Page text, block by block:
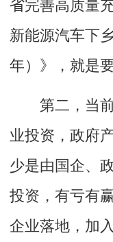
新能源汽车下
年）》，就是
第二，当前
业投资，政府
少是由国企、
投资，有亏有
企业落地，加